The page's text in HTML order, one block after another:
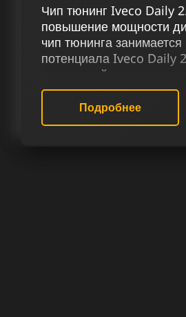
Чип тюнинг Iveco Daily
повышение мощности
чип тюнинга
потенциала Iveco Daily
двигателей через чип
сажевый фильтр и
присадку Eolys и
Подробнее